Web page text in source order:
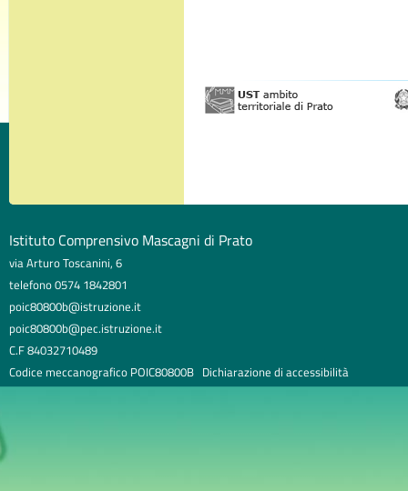
Istituto Comprensivo Mascagni di Prato
via Arturo Toscanini, 6
telefono 0574 1842801
poic80800b@istruzione.it
poic80800b@pec.istruzione.it
C.F 84032710489
Codice meccanografico POIC80800B Dichiarazione di accessibilità